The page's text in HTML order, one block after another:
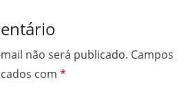
não será publicado. Campos
com *